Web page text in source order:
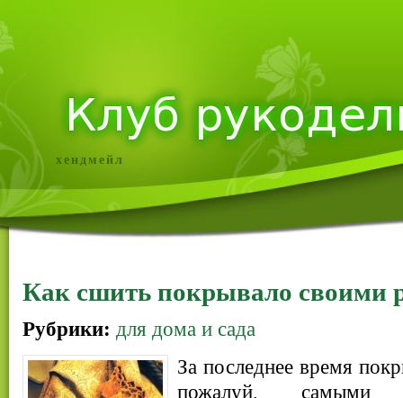
хендмейл
Как сшить покрывало своими
Рубрики: для дома и сада
За последнее время
пожалуй, самыми